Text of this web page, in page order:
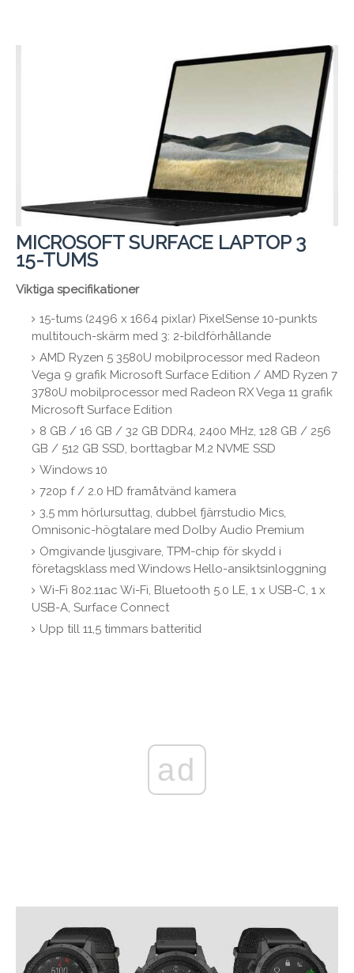
MICROSOFT SURFACE LAPTOP 3
15-TUMS
Viktiga specifikationer
15-tums (2496 x 1664 pixlar) PixelSense 10-punkts
multitouch-skärm med 3: 2-bildförhållande
AMD Ryzen 5 3580U mobilprocessor med Radeon
Vega 9 grafik Microsoft Surface Edition / AMD Ryzen 7
3780U mobilprocessor med Radeon RX Vega 11 grafik
Microsoft Surface Edition
8 GB / 16 GB / 32 GB DDR4, 2400 MHz, 128 GB / 256
GB / 512 GB SSD, borttagbar M.2 NVME SSD
Windows 10
720p f / 2.0 HD framåtvänd kamera
3,5 mm hörlursuttag, dubbel fjärrstudio Mics,
Omnisonic-högtalare med Dolby Audio Premium
Omgivande ljusgivare, TPM-chip för skydd i
företagsklass med Windows Hello-ansiktsinloggning
Wi-Fi 802.11ac Wi-Fi, Bluetooth 5.0 LE, 1 x USB-C, 1 x
USB-A, Surface Connect
Upp till 11,5 timmars batteritid
ad